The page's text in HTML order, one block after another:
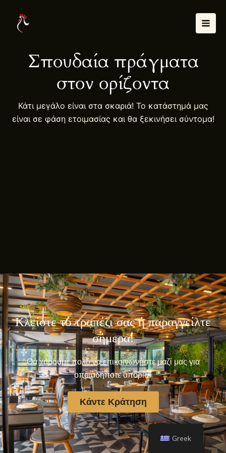
περιεχόμενο
Σπουδαία πράγματα
στον ορίζοντα
Κάτι μεγάλο είναι στα σκαριά! Το κατάστημά μας
είναι σε φάση ετοιμασίας και θα ξεκινήσει σύντομα!
Κλείστε το τραπέζι σας ή παραγγείλτε
σήμερα!
Θα χαρούμε πολύ να επικοινωνήστε μαζί μας για
οποιαδήποτε απορία.
Κάντε Κράτηση
Greek